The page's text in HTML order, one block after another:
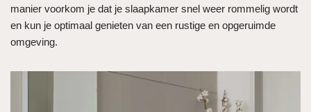
manier voorkom je dat je slaapkamer snel weer rommelig wordt
en kun je optimaal genieten van een rustige en opgeruimde
omgeving.